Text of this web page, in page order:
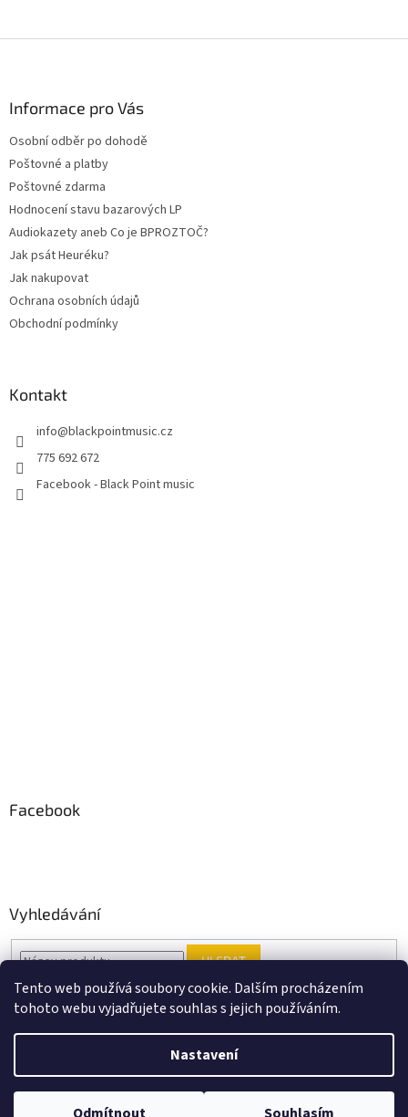
Tento web používá soubory cookie. Dalším procházením
tohoto webu vyjadřujete souhlas s jejich používáním.
Nastavení
Informace pro Vás
Osobní odběr po dohodě
Poštovné a platby
Poštovné zdarma
Hodnocení stavu bazarových LP
Audiokazety aneb Co je BPROZTOČ?
Jak psát Heuréku?
Jak nakupovat
Ochrana osobních údajů
Obchodní podmínky
Kontakt
info@blackpointmusic.cz
775 692 672
Facebook - Black Point music
Facebook
Vyhledávání
HLEDAT
Copyright 2026Black Point music. Všechna práva vyhrazena.